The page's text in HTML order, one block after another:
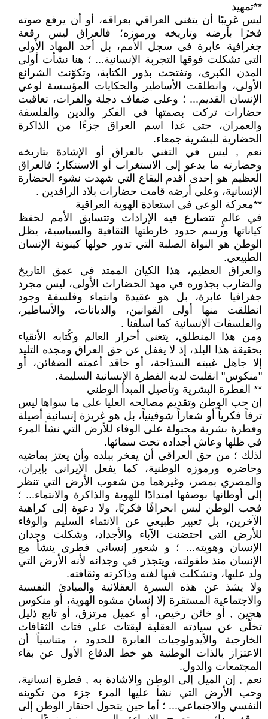
**تمهيد
ليس غريبًا أن يتغنى العراقي بعراقه، أو أن يرفع صوته
فخرًا بأرضه وتاريخه ورموزه؛ فالعراق ليس رقعة
جغرافية عابرة في سجل الأمم، بل أحد المهاد الأولى
التي تشكلت فوقها التجربة الإنسانية... ؛ هنا نشأت أولى
المدن الكبرى، وتفتحت بذور الكتابة، وتكوّنت الشرائع
الأولى، وانطلقت الأساطير والحكايات المؤسسة لوعي
الإنسان القديم... ؛ وعلى ضفاف دجلة والفرات، تعاقبت
حضارات تركت بصمتها في الفكر والدين والفلسفة
والعمران، حتى غدا اسم العراق جزءًا من الذاكرة
الحضارية للبشرية جمعاء.
نعم , ليس في التغني بالعراق أو الإشادة بتاريخه
وحضارته ما يدعو إلى الاستغراب أو الاستنكار؛ فالعراق
العظيم هو إحدى أقدم البقاع التي شهدت نشوء الحضارة
الإنسانية، وعلى أرضه قامت حضارات بلاد الرافدين .
**معركة الوعي في استعادة الهوية العراقية
في عالمٍ تتصارع فيه الإرادات وتتسابق الأمم لحفظ
كياناتها ورسم حدود خارطتها الثقافية والسياسية، يظل
الوطن هو النواة الصلبة التي تدور حولها كينونة الإنسان
الطبيعي.
والعراق العظيم، هذا الكيان الممتد في عمق التاريخ
والضارب بجذوره في مهد الحضارات الأولى، ليس مجرد
جغرافيا عابرة، بل هو عقيدة وانتماء وفلسفة وجود
انطلقت منها أولى القوانين، والديانات، والأساطير،
والفلسفات الإنسانية كما اسلفنا .
ومن هذا المنطلق، يتغنى أحرار العالم وكُتابه الأنقياء
بحقيقة هذا البلد، إذ لا يغفل عن حق العراق ومجده التليد
إلا جاهل غيبته السذاجة، أو حاقد أعمته الضغائن، أو
"منكوس" انقلبت لديه الفطرة الإنسانية السليمة.
** الفطرة البشرية وتأصيل المبدأ الوطني
إن حب الوطن وتقديم مصالحه العليا على ما سواها ليس
ترفاً فكرياً أو شعاراً شوفينياً، بل هو غريزة إنسانية أصيلة
وفطرة بشرية مجبولة على الوفاء للأرض التي نشأ المرء
في ظلها وعاش أجداده تحت سمائها.
لذلك ؛ من حق العراقي أن يفخر ببلده وأن يعتز بماضيه
وحاضره ورموزه الوطنية، كما يفعل الإيراني بإيران،
والمصري بمصر، وغيرهما من شعوب الأرض التي تنظر
إلى أوطانها بوصفها امتدادًا للهوية والذاكرة والانتماء... ؛
فحب الوطن ليس انحرافًا فكريًا، ولا دعوة إلى كراهية
الآخرين، بل تعبير طبيعي عن الانتماء السليم والوفاء
للأرض التي احتضنت الآباء والأجداد، وشكلت وجدان
الإنسان وهويته... ؛ و شعور إنساني فطري ينشأ مع
الإنسان منذ طفولته، ويتجذر في وجدانه لأنه الأرض التي
ولد عليها، وتشكلت فيها لغته وذاكرته وثقافته.
ولا يشذ عن هذه السيرة العقلائية والمبادئ النفسية
والاجتماعية المستقرة إلا إنسان مشوه الهوية، أو منكوس
هجين , أو خائن رخيص، أو عميل مرتزق، أو تابع ذليل
تخلّى عن سيادته العقلية ليقتات على فتات الثقافات
الخارجية والأيدولوجيات العابرة للحدود ، متناسياً أن
الاعتزاز بالذات الوطنية هو خط الدفاع الأول عن بقاء
المجتمعات والدول.
نعم , إن الميل إلى الوطن والاشادة به , فطرة إنسانية،
وحب الأرض التي نشأ عليها المرء جزء من تكوينه
النفسي والاجتماعي... ؛ أما حين يتحول احتقار الوطن إلى